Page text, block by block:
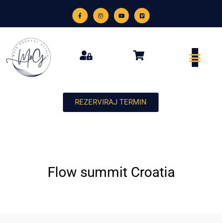
REZERVIRAJ TERMIN
Flow summit Croatia